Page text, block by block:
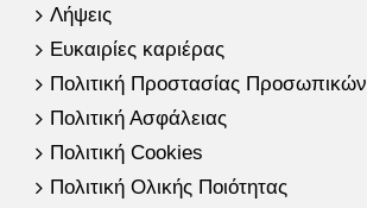
Λήψεις
Ευκαιρίες καριέρας
Πολιτική Προστασίας
Πολιτική Ασφάλειας
Πολιτική Cookies
Πολιτική Ολικής Ποιότητας